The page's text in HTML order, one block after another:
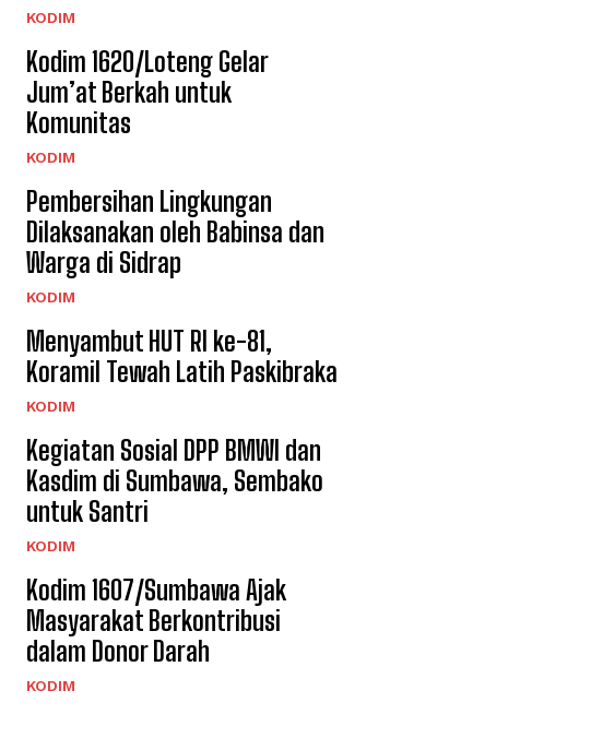
KODIM
Kodim 1620/Loteng Gelar
Jum’at Berkah untuk
Komunitas
KODIM
Pembersihan Lingkungan
Dilaksanakan oleh Babinsa dan
Warga di Sidrap
KODIM
Menyambut HUT RI ke-81,
Koramil Tewah Latih Paskibraka
KODIM
Kegiatan Sosial DPP BMWI dan
Kasdim di Sumbawa, Sembako
untuk Santri
KODIM
Kodim 1607/Sumbawa Ajak
Masyarakat Berkontribusi
dalam Donor Darah
KODIM